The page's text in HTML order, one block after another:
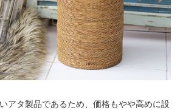
アタ製品であるため、価格もやや高めに設